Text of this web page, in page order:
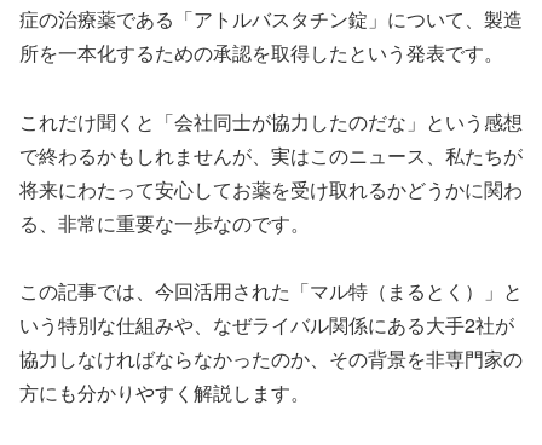
症の治療薬である「アトルバスタチン錠」について、製造
所を一本化するための承認を取得したという発表です。
これだけ聞くと「会社同士が協力したのだな」という感想
で終わるかもしれませんが、実はこのニュース、私たちが
将来にわたって安心してお薬を受け取れるかどうかに関わ
る、非常に重要な一歩なのです。
この記事では、今回活用された「マル特（まるとく）」と
いう特別な仕組みや、なぜライバル関係にある大手2社が
協力しなければならなかったのか、その背景を非専門家の
方にも分かりやすく解説します。